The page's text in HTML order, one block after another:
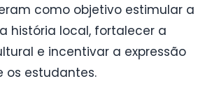
como objetivo estimular a
história local, fortalecer a
e incentivar a expressão
os estudantes.